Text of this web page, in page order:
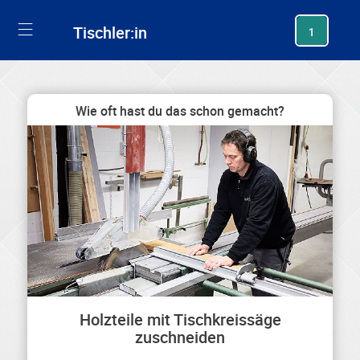
Tischler:in 1
Wie oft hast du das schon gemacht?
Holzteile mit Tischkreissäge
zuschneiden